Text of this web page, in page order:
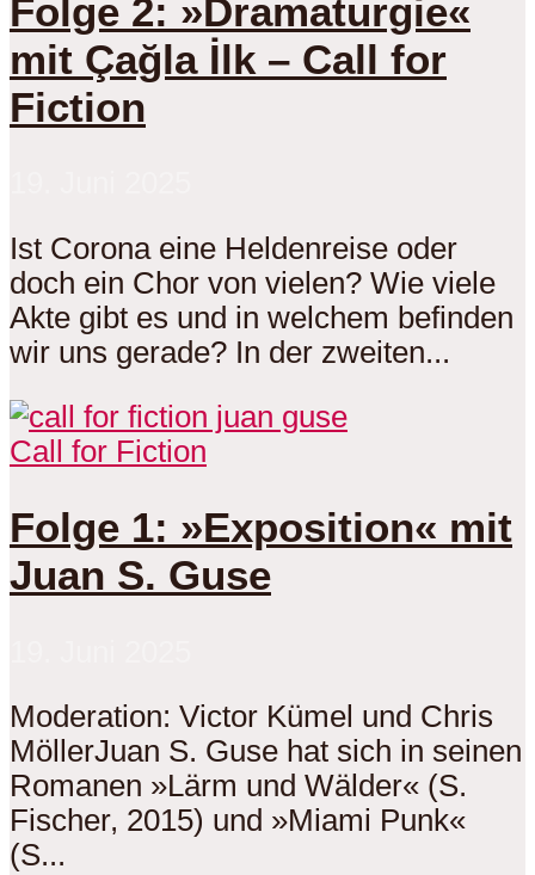
Folge 2: »Dramaturgie«
mit Çağla İlk – Call for
Fiction
Ist Corona eine Heldenreise oder
doch ein Chor von vielen? Wie viele
Akte gibt es und in welchem befinden
wir uns gerade? In der zweiten...
Call for Fiction
Folge 1: »Exposition« mit
Juan S. Guse
Moderation: Victor Kümel und Chris
MöllerJuan S. Guse hat sich in seinen
Romanen »Lärm und Wälder« (S.
Fischer, 2015) und »Miami Punk«
(S...